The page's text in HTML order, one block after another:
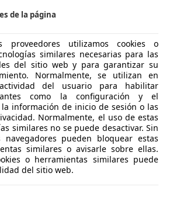
01/1965
€ 185.000 Sin
de la página
proveedores utilizamos cookies o
similares necesarias para las
del sitio web y para garantizar su
Normalmente, se utilizan en
del usuario para habilitar
como la configuración y el
información de inicio de sesión o las
Normalmente, el uso de estas
similares no se puede desactivar. Sin
navegadores pueden bloquear estas
similares o avisarle sobre ellas.
o herramientas similares puede
del sitio web.